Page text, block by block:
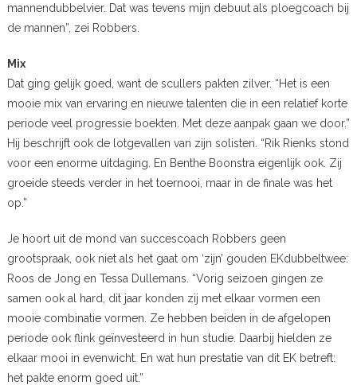
mannendubbelvier. Dat was tevens mijn debuut als ploegcoach bij
de mannen”, zei Robbers.
Mix
Dat ging gelijk goed, want de scullers pakten zilver. “Het is een
mooie mix van ervaring en nieuwe talenten die in een relatief korte
periode veel progressie boekten. Met deze aanpak gaan we door.”
Hij beschrijft ook de lotgevallen van zijn solisten. “Rik Rienks stond
voor een enorme uitdaging. En Benthe Boonstra eigenlijk ook. Zij
groeide steeds verder in het toernooi, maar in de finale was het
op.”
Je hoort uit de mond van succescoach Robbers geen
grootspraak, ook niet als het gaat om ‘zijn’ gouden EKdubbeltwee:
Roos de Jong en Tessa Dullemans. “Vorig seizoen gingen ze
samen ook al hard, dit jaar konden zij met elkaar vormen een
mooie combinatie vormen. Ze hebben beiden in de afgelopen
periode ook flink geïnvesteerd in hun studie. Daarbij hielden ze
elkaar mooi in evenwicht. En wat hun prestatie van dit EK betreft:
het pakte enorm goed uit.”